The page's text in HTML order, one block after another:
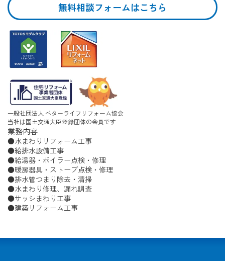
無料相談フォームはこちら
一般社団法人 ベターライフリフォーム協会
当社は国土交通大臣登録団体の会員です
業務内容
水まわりリフォーム工事
給排水設備工事
給湯器・ボイラー点検・修理
暖房器具・ストーブ点検・修理
排水管つまり除去・清掃
水まわり修理、漏れ調査
サッシまわり工事
建築リフォーム工事